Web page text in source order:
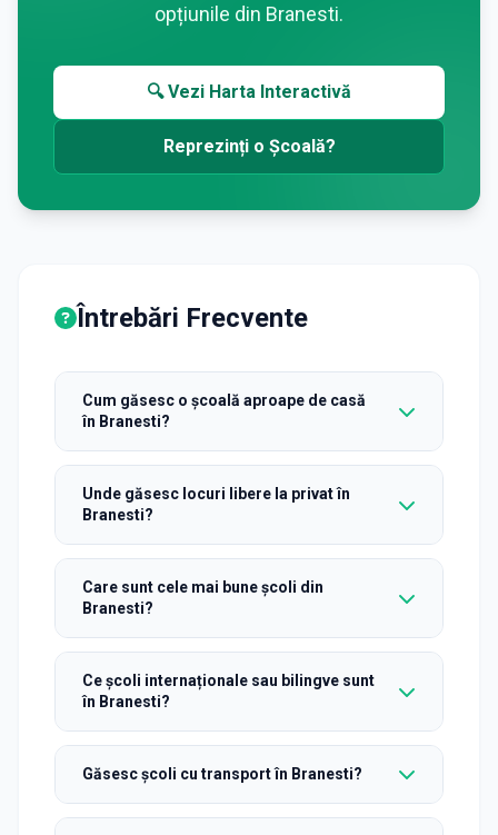
opțiunile din Branesti.
🔍 Vezi Harta Interactivă
Reprezinți o Școală?
Întrebări Frecvente
Cum găsesc o școală aproape de casă
în Branesti?
Unde găsesc locuri libere la privat în
Branesti?
Care sunt cele mai bune școli din
Branesti?
Ce școli internaționale sau bilingve sunt
în Branesti?
Găsesc școli cu transport în Branesti?